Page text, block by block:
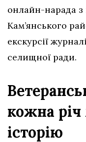
онлайн-нарада
Кам’янського
екскурсії
селищної ради.
кожна
історію